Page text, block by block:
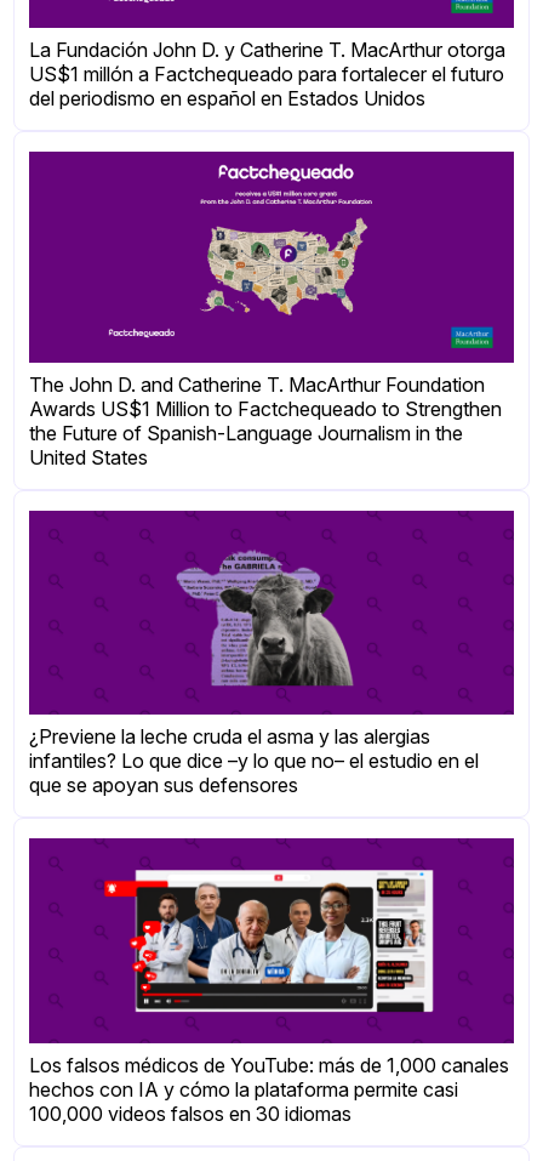
La Fundación John D. y Catherine T. MacArthur otorga
US$1 millón a Factchequeado para fortalecer el futuro
del periodismo en español en Estados Unidos
The John D. and Catherine T. MacArthur Foundation
Awards US$1 Million to Factchequeado to Strengthen
the Future of Spanish-Language Journalism in the
United States
¿Previene la leche cruda el asma y las alergias
infantiles? Lo que dice –y lo que no– el estudio en el
que se apoyan sus defensores
Los falsos médicos de YouTube: más de 1,000 canales
hechos con IA y cómo la plataforma permite casi
100,000 videos falsos en 30 idiomas